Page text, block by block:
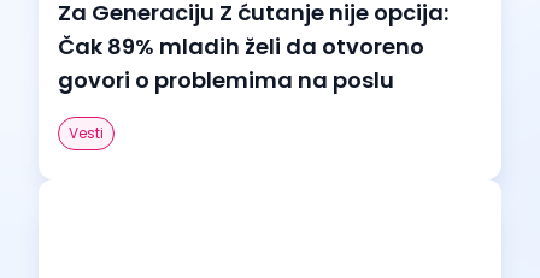
Za Generaciju Z ćutanje nije opcija:
Čak 89% mladih želi da otvoreno
govori o problemima na poslu
Vesti